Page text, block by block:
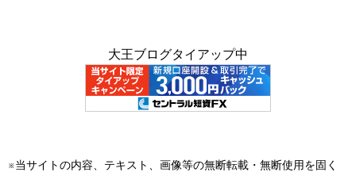
大王ブログタイアップ中
※当サイトの内容、テキスト、画像等の無断転載・無断使用を固く